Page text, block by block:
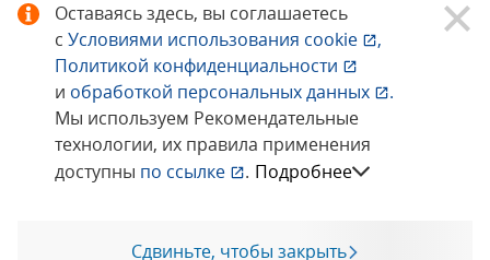
Оставаясь здесь, вы соглашаетесь
с Условиями использования cookie
,
Политикой конфиденциальности
и обработкой персональных данных
.
Мы используем Рекомендательные
технологии, их правила применения
доступны по ссылке . Подробнее
Сдвиньте, чтобы закрыть
© 1998−2026 «1С‑Рарус» ®. Все права
защищены.
Сообщить об ошибке
Позвоните мне